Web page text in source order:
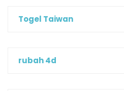
Togel Taiwan
rubah 4d